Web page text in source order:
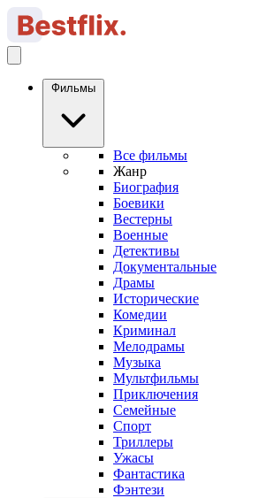
Фильмы
Все фильмы
Жанр
Биография
Боевики
Вестерны
Военные
Детективы
Документальные
Драмы
Исторические
Комедии
Криминал
Мелодрамы
Музыка
Мультфильмы
Приключения
Семейные
Спорт
Триллеры
Ужасы
Фантастика
Фэнтези